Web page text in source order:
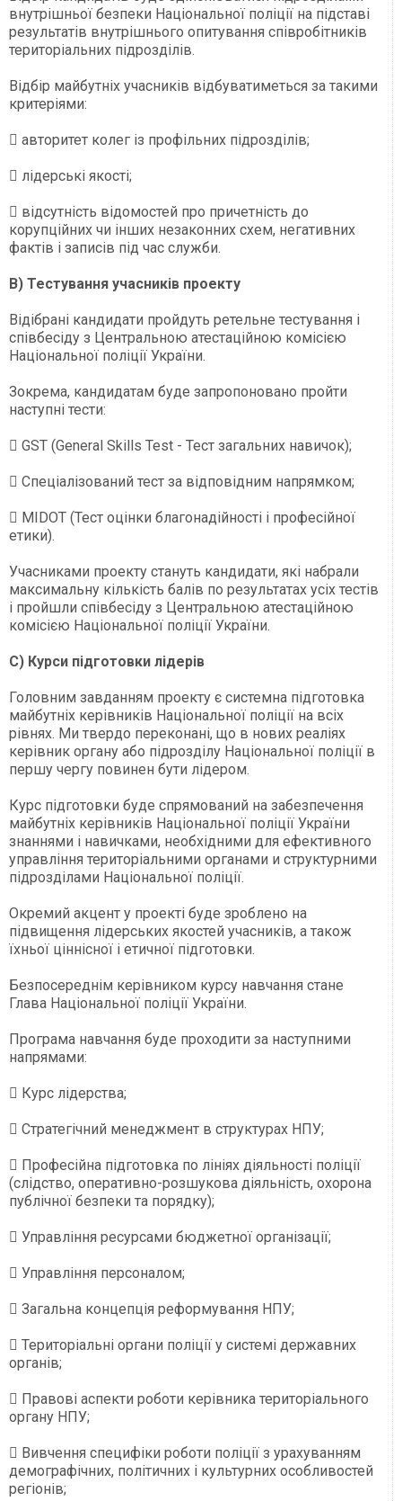
внутрішньої безпеки Національної поліції на підставі
результатів внутрішнього опитування співробітників
територіальних підрозділів.
Відбір майбутніх учасників відбуватиметься за такими
критеріями:
 авторитет колег із профільних підрозділів;
 лідерські якості;
 відсутність відомостей про причетність до
корупційних чи інших незаконних схем, негативних
фактів і записів під час служби.
В) Тестування учасників проекту
Відібрані кандидати пройдуть ретельне тестування і
співбесіду з Центральною атестаційною комісією
Національної поліції України.
Зокрема, кандидатам буде запропоновано пройти
наступні тести:
 GST (General Skills Test - Тест загальних навичок);
 Спеціалізований тест за відповідним напрямком;
 MIDOT (Тест оцінки благонадійності і професійної
етики).
Учасниками проекту стануть кандидати, які набрали
максимальну кількість балів по результатах усіх тестів
і пройшли співбесіду з Центральною атестаційною
комісією Національної поліції України.
С) Курси підготовки лідерів
Головним завданням проекту є системна підготовка
майбутніх керівників Національної поліції на всіх
рівнях. Ми твердо переконані, що в нових реаліях
керівник органу або підрозділу Національної поліції в
першу чергу повинен бути лідером.
Курс підготовки буде спрямований на забезпечення
майбутніх керівників Національної поліції України
знаннями і навичками, необхідними для ефективного
управління територіальними органами и структурними
підрозділами Національної поліції.
Окремий акцент у проекті буде зроблено на
підвищення лідерських якостей учасників, а також
їхньої ціннісної і етичної підготовки.
Безпосереднім керівником курсу навчання стане
Глава Національної поліції України.
Програма навчання буде проходити за наступними
напрямами:
 Курс лідерства;
 Стратегічний менеджмент в структурах НПУ;
 Професійна підготовка по лініях діяльності поліції
(слідство, оперативно-розшукова діяльність, охорона
публічної безпеки та порядку);
 Управління ресурсами бюджетної організації;
 Управління персоналом;
 Загальна концепція реформування НПУ;
 Територіальні органи поліції у системі державних
органів;
 Правові аспекти роботи керівника територіального
органу НПУ;
 Вивчення специфіки роботи поліції з урахуванням
демографічних, політичних і культурних особливостей
регіонів;